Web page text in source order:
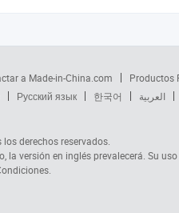
a Made-in-China.com Productos
Русский язык 한국어 العربية
los derechos reservados.
versión en inglés prevalecerá. Su